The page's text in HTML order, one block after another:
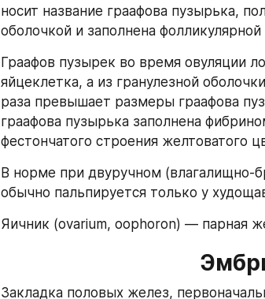
носит название граафова пузырька,
оболочкой и заполнена
Граафов пузырек во время овуляции
яйцеклетка, а из гранулезной
раза превышает размеры граафова
граафова пузырька заполнена
фестончатого строения желтоватого
В норме при двуручном (влагалищно-
обычно пальпируется только у
Яичник (ovarium, oophoron) — парная
Закладка половых желез,